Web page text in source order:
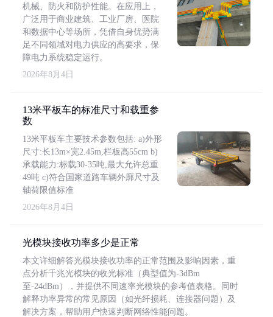
机械、防火和防护性能。在应用上，
广泛用于商业建筑、工业厂房、医院
和数据中心等场所，凭借自身优势满
足不同领域对电力供应的高要求，保
障电力系统稳定运行。
2026年8月4日
13米平板车的标准尺寸和载重参
数
13米平板车主要技术参数包括: a)外形
尺寸:长13m×宽2.45m,栏板高55cm b)
承载能力:标载30-35吨,最大允许总重
49吨 c)符合国家道路车辆外廓尺寸及
轴荷限值标准
2026年8月4日
光模块接收功率多少是正常
本文详细解答光模块接收功率的正常范围及影响因素，重
点分析千兆光模块的收光标准（典型值为-3dBm
至-24dBm），并提供不同速率光模块的参考值表格。同时
解释功率异常的常见原因（如光纤损耗、连接器问题）及
解决方案，帮助用户快速判断网络性能问题。